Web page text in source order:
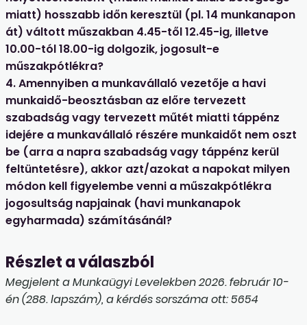
miatt) hosszabb időn keresztül (pl. 14 munkanapon
át) váltott műszakban 4.45-től 12.45-ig, illetve
10.00-tól 18.00-ig dolgozik, jogosult-e
műszakpótlékra?
4. Amennyiben a munkavállaló vezetője a havi
munkaidő-beosztásban az előre tervezett
szabadság vagy tervezett műtét miatti táppénz
idejére a munkavállaló részére munkaidőt nem oszt
be (arra a napra szabadság vagy táppénz kerül
feltüntetésre), akkor azt/azokat a napokat milyen
módon kell figyelembe venni a műszakpótlékra
jogosultság napjainak (havi munkanapok
egyharmada) számításánál?
Részlet a válaszból
Megjelent a Munkaügyi Levelekben 2026. február 10-
én (288. lapszám), a kérdés sorszáma ott: 5654